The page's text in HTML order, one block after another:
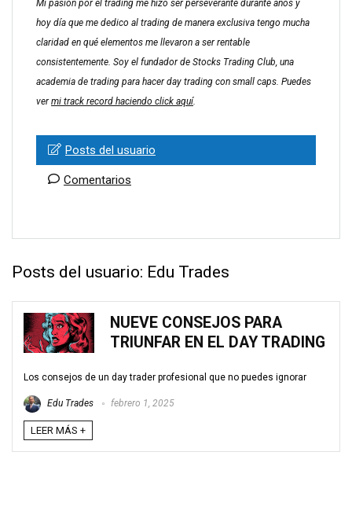
Mi pasión por el trading me hizo ser perseverante durante años y
hoy día que me dedico al trading de manera exclusiva tengo mucha
claridad en qué elementos me llevaron a ser rentable
consistentemente. Soy el fundador de Stocks Trading Club, una
academia de trading para hacer day trading con small caps. Puedes
vermi track record haciendo click aquí.
Posts del usuario
Comentarios
Posts del usuario: Edu Trades
NUEVE CONSEJOS PARA
TRIUNFAR EN EL DAY TRADING
Los consejos de un day trader profesional que no puedes ignorar
Edu Trades febrero 1, 2025
LEER MÁS +